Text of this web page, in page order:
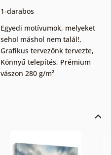
1-darabos
Egyedi motívumok, melyeket
sehol máshol nem talál!,
Grafikus tervezőnk tervezte,
Könnyű telepítés, Prémium
vászon 280 g/m²